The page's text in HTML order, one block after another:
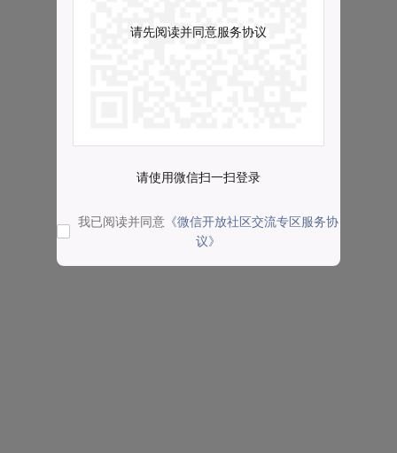
请先阅读并同意服务协议
请使用微信扫一扫登录
我已阅读并同意 《微信开放社区交流专区服务协
议》